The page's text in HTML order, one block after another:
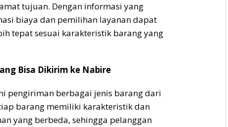
tujuan. Dengan informasi yang
biaya dan pemilihan layanan dapat
tepat sesuai karakteristik barang yang
Bisa Dikirim ke Nabire
pengiriman berbagai jenis barang dari
barang memiliki karakteristik dan
yang berbeda, sehingga pelanggan